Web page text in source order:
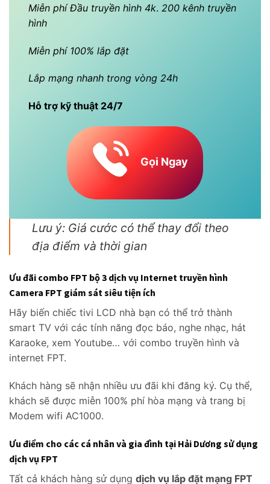
Miễn phí Đầu truyền hình 4k. 200 kênh truyền
hình
Miễn phí 100% lắp đặt
Lắp mạng nhanh trong vòng 24h
Hỗ trợ kỹ thuật 24/7
Gọi Ngay
Lưu ý: Giá cước có thể thay đổi theo
địa điểm và thời gian
Ưu đãi combo FPT bộ 3 dịch vụ Internet truyền hình
Camera FPT giám sát siêu tiện ích
Hãy biến chiếc tivi LCD nhà bạn có thể trở thành
smart TV với các tính năng đọc báo, nghe nhạc, hát
Karaoke, xem Youtube… với combo truyền hình và
internet FPT.
Khách hàng sẽ nhận nhiều ưu đãi khi đăng ký. Cụ thể,
khách sẽ được miễn 100% phí hòa mạng và trang bị
Modem wifi AC1000.
Ưu điểm cho các cá nhân và gia đình tại Hải Dương sử dụng
dịch vụ FPT
Tất cả khách hàng sử dụng dịch vụ lắp đặt mạng FPT